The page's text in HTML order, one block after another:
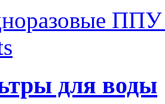
ППУ
для воды